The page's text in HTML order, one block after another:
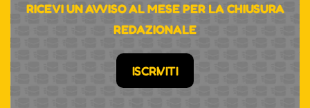
RICEVI UN AVVISO AL MESE PER LA CHIUSURA
REDAZIONALE
ISCRIVITI